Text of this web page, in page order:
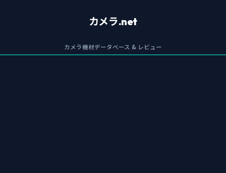
カメラ.net
カメラ機材データベース & レビュー